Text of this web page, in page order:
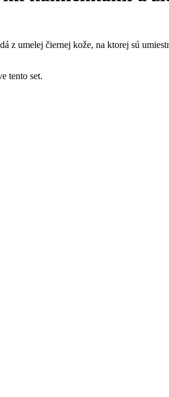
z umelej čiernej kože, na ktorej sú
tento set.